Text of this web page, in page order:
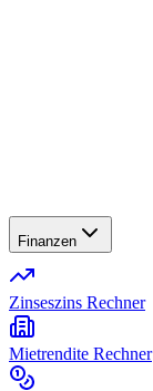
Finanzen
Zinseszins Rechner
Mietrendite Rechner